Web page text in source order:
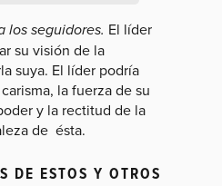
los seguidores. El líder
su visión de la
suya. El líder podría
la fuerza de su
y la rectitud de la
de ésta.
DE ESTOS Y OTROS